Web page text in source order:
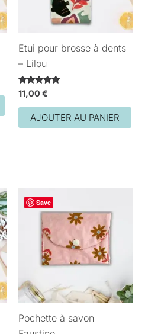
Etui pour brosse à dents
– Lilou
Note
5.00
sur 5
11,00 €
AJOUTER AU PANIER
Save
Pochette à savon